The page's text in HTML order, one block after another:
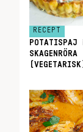
RECEPT
POTATISPAJ
SKAGENRÖRA